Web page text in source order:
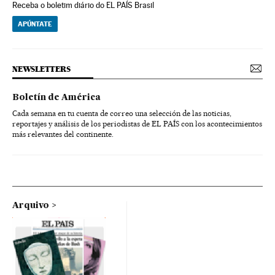
Receba o boletim diário do EL PAÍS Brasil
APÚNTATE
NEWSLETTERS
Boletín de América
Cada semana en tu cuenta de correo una selección de las noticias,
reportajes y análisis de los periodistas de EL PAÍS con los acontecimientos
más relevantes del continente.
Arquivo